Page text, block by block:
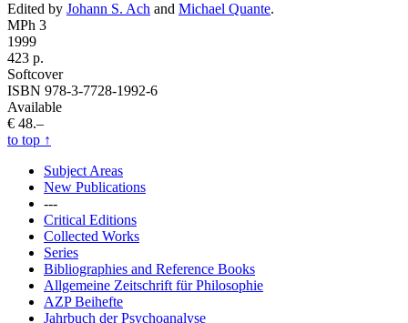
Edited by Johann S. Ach and Michael Quante.
MPh 3
1999
423 p.
Softcover
ISBN 978-3-7728-1992-6
Available
€ 48.–
to top ↑
Subject Areas
New Publications
---
Critical Editions
Collected Works
Series
Bibliographies and Reference Books
Allgemeine Zeitschrift für Philosophie
AZP Beihefte
Jahrbuch der Psychoanalyse